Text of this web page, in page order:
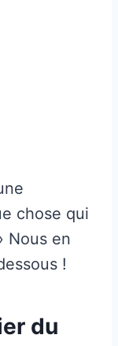
chose qui
Nous en
!
du